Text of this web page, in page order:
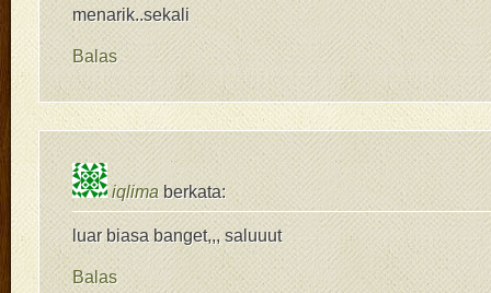
menarik..sekali
Balas
iqlima berkata:
luar biasa banget,,, saluuut
Balas